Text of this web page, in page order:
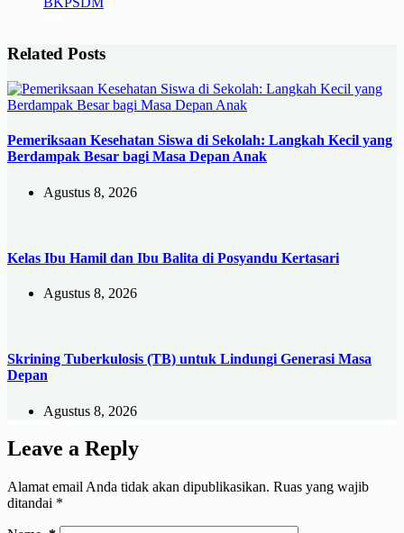
Related Posts
Pemeriksaan Kesehatan Siswa di Sekolah: Langkah Kecil yang
Berdampak Besar bagi Masa Depan Anak
Agustus 8, 2026
Kelas Ibu Hamil dan Ibu Balita di Posyandu Kertasari
Agustus 8, 2026
Skrining Tuberkulosis (TB) untuk Lindungi Generasi Masa
Depan
Agustus 8, 2026
Leave a Reply
Alamat email Anda tidak akan dipublikasikan. Ruas yang wajib
ditandai *